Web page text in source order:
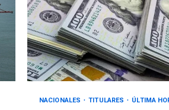
NACIONALES TITULARES ÚLTIMA